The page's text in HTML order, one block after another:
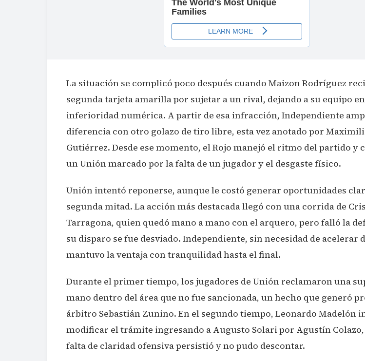
La situación se complicó poco después cuando Maizon Rodríguez
segunda tarjeta amarilla por sujetar a un rival, dejando a su equipo en
inferioridad numérica. A partir de esa infracción, Independiente
diferencia con otro golazo de tiro libre, esta vez anotado por
Gutiérrez. Desde ese momento, el Rojo manejó el ritmo del partido y
un Unión marcado por la falta de un jugador y el desgaste físico.
Unión intentó reponerse, aunque le costó generar oportunidades
segunda mitad. La acción más destacada llegó con una corrida de
Tarragona, quien quedó mano a mano con el arquero, pero falló la
su disparo se fue desviado. Independiente, sin necesidad de acelerar
mantuvo la ventaja con tranquilidad hasta el final.
Durante el primer tiempo, los jugadores de Unión reclamaron una
mano dentro del área que no fue sancionada, un hecho que generó
árbitro Sebastián Zunino. En el segundo tiempo, Leonardo Madelón
modificar el trámite ingresando a Augusto Solari por Agustín
falta de claridad ofensiva persistió y no pudo descontar.